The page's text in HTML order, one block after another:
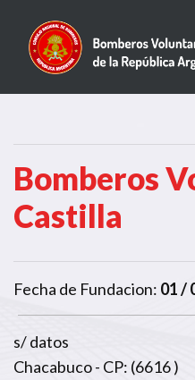
Bomberos
Castilla
Fecha de Fundacion: 01 /
s/ datos
Chacabuco - CP: (6616 )